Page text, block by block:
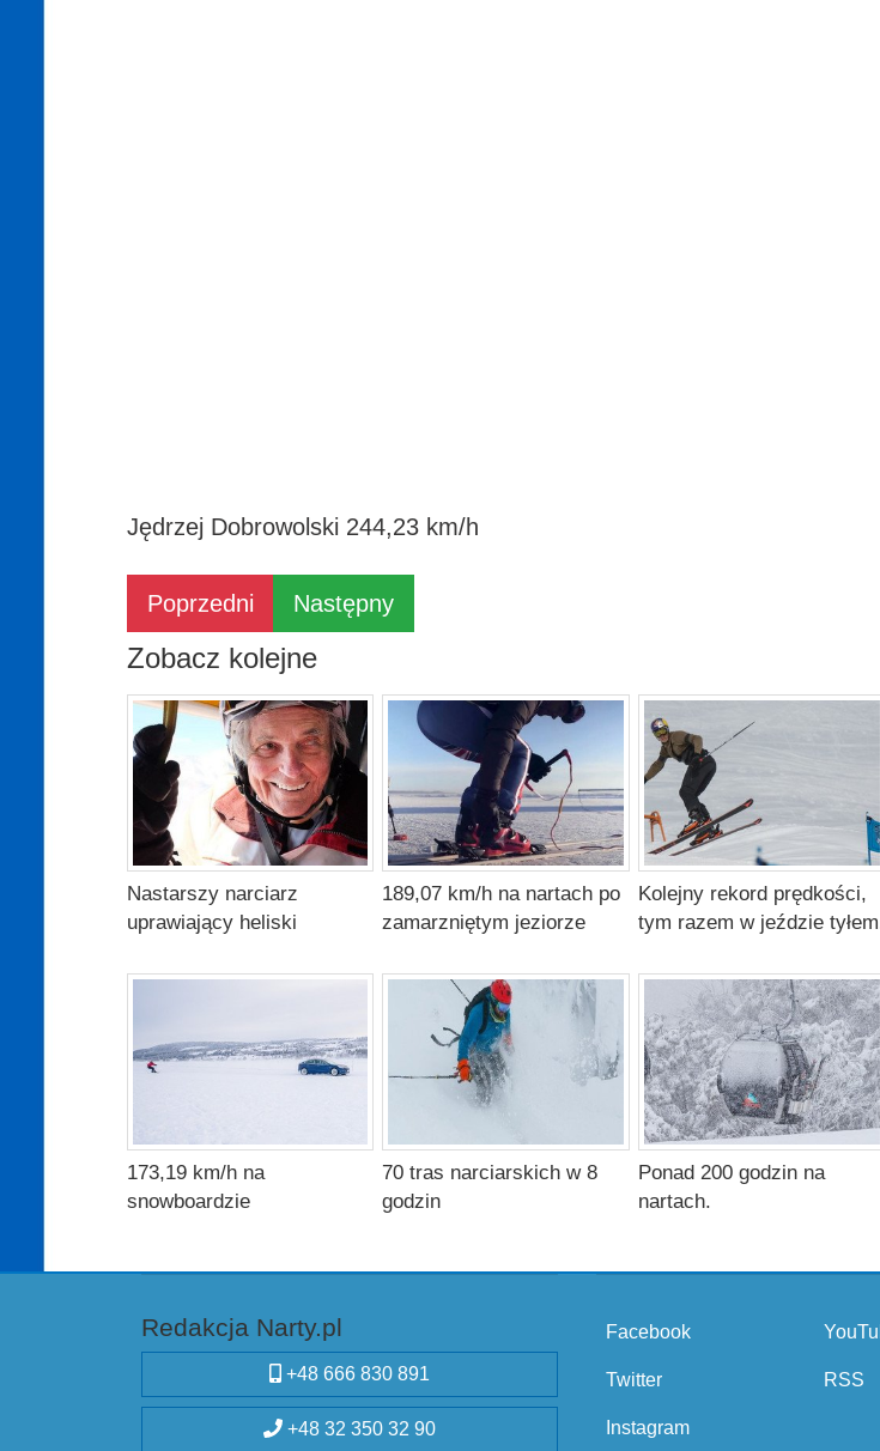
Jędrzej Dobrowolski 244,23 km/h
Poprzedni Następny
Zobacz kolejne
Nastarszy narciarz
uprawiający heliski
189,07 km/h na nartach po
zamarzniętym jeziorze
Kolejny rekord prędkości,
tym razem w jeździe
173,19 km/h na
snowboardzie
70 tras narciarskich w 8
godzin
Ponad 200 godzin na
nartach.
Redakcja Narty.pl
+48 666 830 891
+48 32 350 32 90
Facebook
Twitter
Instagram
RSS